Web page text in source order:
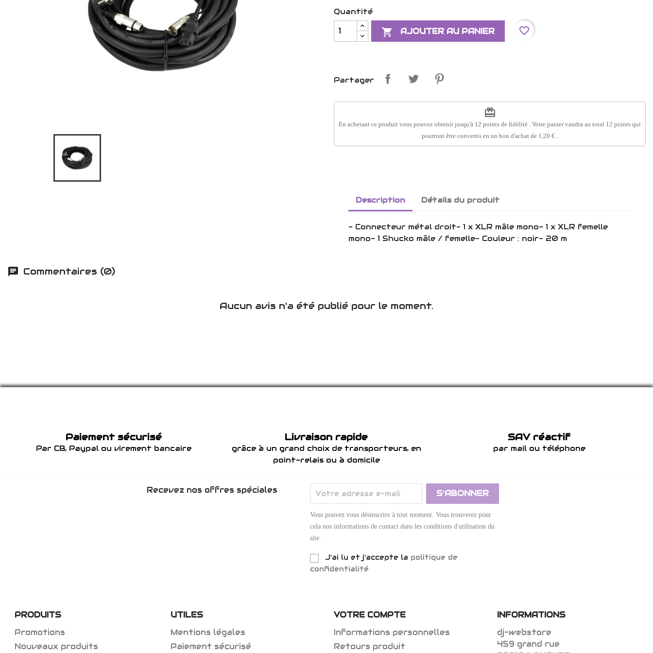
Quantité
 AJOUTER AU PANIER favorite_border
Partager
redeem
En achetant ce produit vous pouvez obtenir jusqu'à 12 points de fidélité . Votre panier vaudra au total 12 points qui
pourront être convertis en un bon d'achat de 1,20 €
Description Détails du produit
- Connecteur métal droit- 1 x XLR mâle mono- 1 x XLR femelle
mono- 1 Shucko mâle / femelle- Couleur : noir- 20 m
Commentaires (0)
Aucun avis n'a été publié pour le moment.
Paiement sécurisé
Par CB, Paypal ou virement bancaire
Livraison rapide
grâce à un grand choix de transporteurs, en
point-relais ou à domicile
SAV réactif
par mail ou téléphone
Recevez nos offres spéciales
Vous pouvez vous désinscrire à tout moment. Vous trouverez pour
cela nos informations de contact dans les conditions d'utilisation du
site.
J'ai lu et j'accepte la politique de
confidentialité
PRODUITS
Promotions
Nouveaux produits
UTILES
Mentions légales
Paiement sécurisé
VOTRE COMPTE
Informations personnelles
Retours produit
INFORMATIONS
dj-webstore
459 grand rue